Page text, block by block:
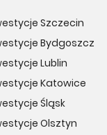
Szczecin
Bydgoszcz
Lublin
Katowice
Śląsk
Olsztyn